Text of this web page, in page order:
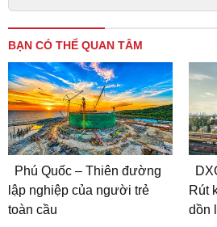
BẠN CÓ THỂ QUAN TÂM
Phú Quốc – Thiên đường
lập nghiệp của người trẻ
toàn cầu
Rút
dồn